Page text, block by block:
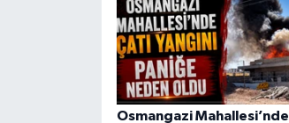
Osmangazi Mahallesi’nde